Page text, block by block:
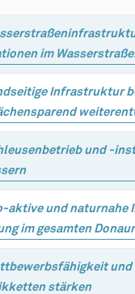
im
Infrastruktur
und -
aktive und
im gesamten
stärken